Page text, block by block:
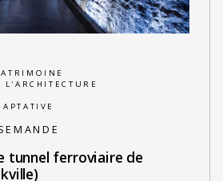
tunnel ferroviaire de